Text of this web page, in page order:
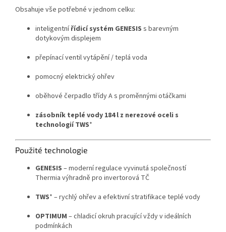
Obsahuje vše potřebné v jednom celku:
inteligentnířídicí systém GENESIS s barevným
dotykovým displejem
přepínací ventil vytápění / teplá voda
pomocný elektrický ohřev
oběhové čerpadlo třídy A s proměnnými otáčkami
zásobník teplé vody 184 l z nerezové oceli s
technologií TWS*
Použité technologie
GENESIS – moderní regulace vyvinutá společností
Thermia výhradně pro invertorová TČ
TWS* – rychlý ohřev a efektivní stratifikace teplé vody
OPTIMUM – chladicí okruh pracující vždy v ideálních
podmínkách